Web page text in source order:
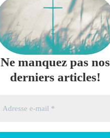
Ne manquez pas nos
derniers articles!